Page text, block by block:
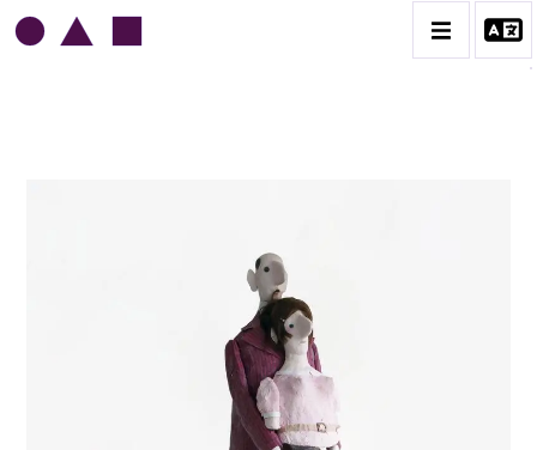
BIOGRAPHIE
CATALOGUE DES OEUVRES
L'AMOUR
L'ORDRE & LES MILITAIRES
LE GENRE HUMAIN